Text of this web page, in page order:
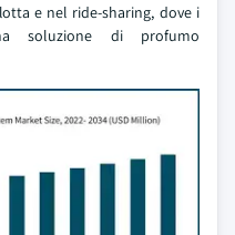
e nel ride-sharing, dove i
soluzione di profumo